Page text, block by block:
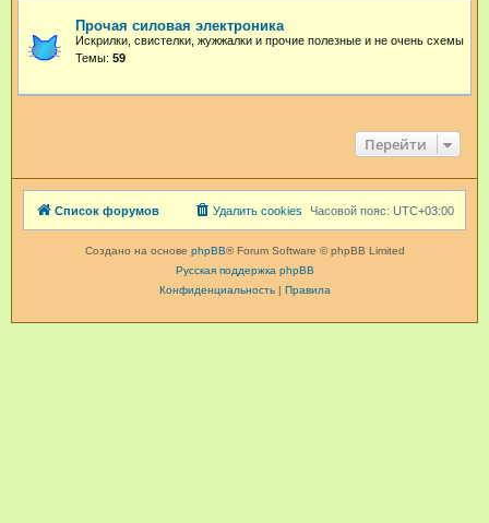
Прочая силовая электроника
Искрилки, свистелки, жужжалки и прочие полезные и не очень схемы
Темы: 59
Перейти
Список форумов Часовой пояс: UTC+03:00
Удалить cookies
Создано на основе phpBB® Forum Software © phpBB Limited
Русская поддержка phpBB
Конфиденциальность| Правила